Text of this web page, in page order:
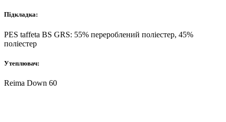
Підкладка:
PES taffeta BS GRS: 55% перероблений поліестер, 45%
поліестер
Утеплювач:
Reima Down 60